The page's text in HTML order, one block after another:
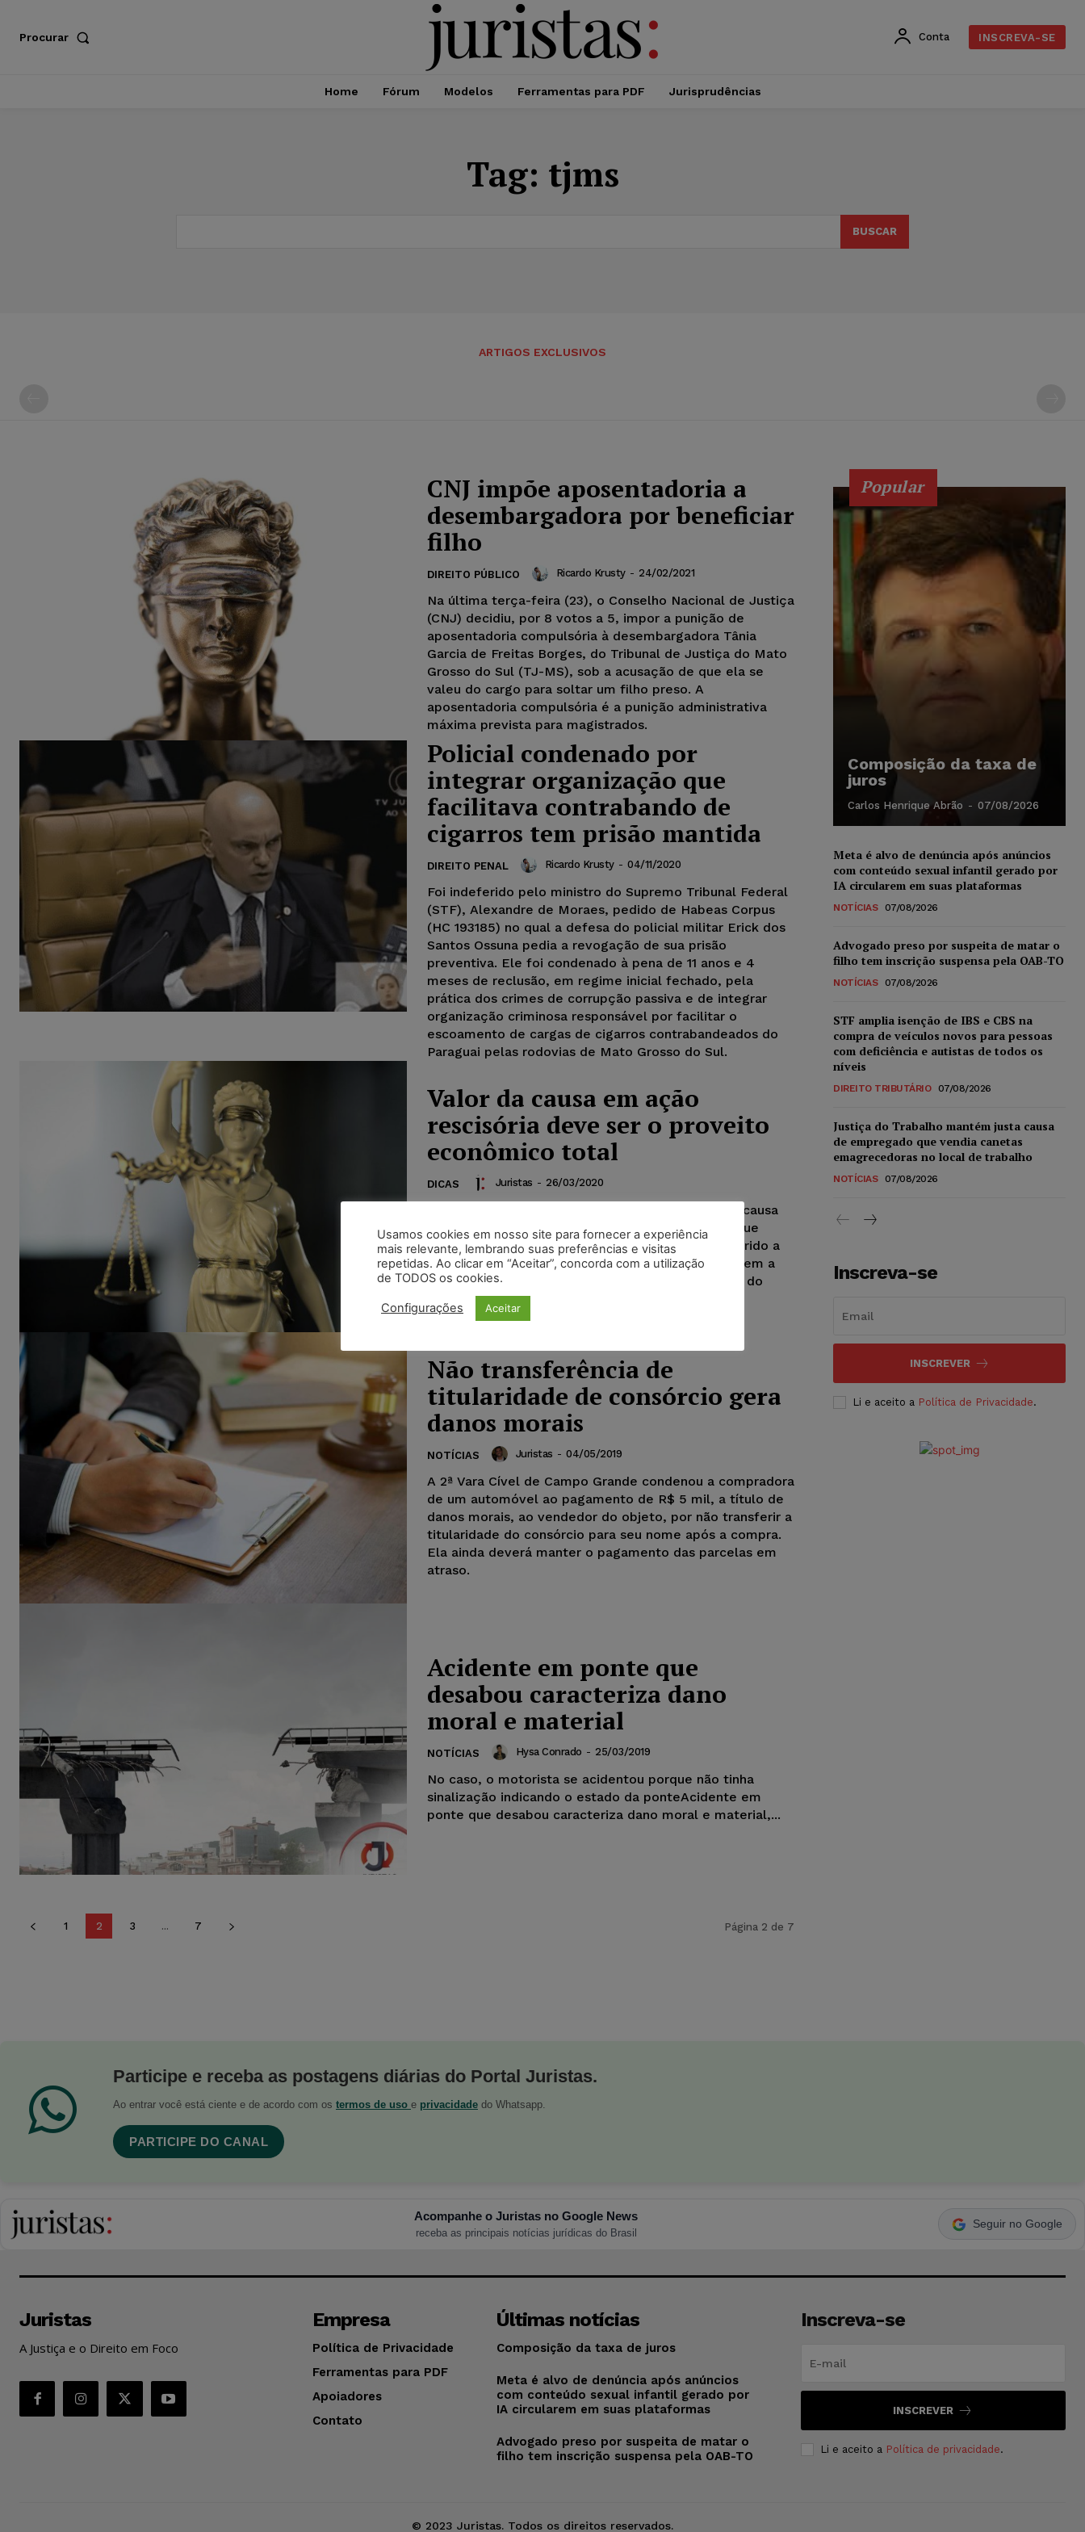
Procurar Conta INSCREVA-SE
Home Fórum Modelos Ferramentas para PDF Jurisprudências
Tag: tjms
BUSCAR
ARTIGOS EXCLUSIVOS
CNJ impõe aposentadoria a
desembargadora por beneficiar
filho
DIREITO PÚBLICO Ricardo Krusty - 24/02/2021
Na última terça-feira (23), o Conselho Nacional de Justiça
(CNJ) decidiu, por 8 votos a 5, impor a punição de
aposentadoria compulsória à desembargadora Tânia
Garcia de Freitas Borges, do Tribunal de Justiça do Mato
Grosso do Sul (TJ-MS), sob a acusação de que ela se
valeu do cargo para soltar um filho preso. A
aposentadoria compulsória é a punição administrativa
máxima prevista para magistrados.
Policial condenado por
integrar organização que
facilitava contrabando de
cigarros tem prisão mantida
DIREITO PENAL Ricardo Krusty - 04/11/2020
Foi indeferido pelo ministro do Supremo Tribunal Federal
(STF), Alexandre de Moraes, pedido de Habeas Corpus
(HC 193185) no qual a defesa do policial militar Erick dos
Santos Ossuna pedia a revogação de sua prisão
preventiva. Ele foi condenado à pena de 11 anos e 4
meses de reclusão, em regime inicial fechado, pela
prática dos crimes de corrupção passiva e de integrar
organização criminosa responsável por facilitar o
escoamento de cargas de cigarros contrabandeados do
Paraguai pelas rodovias de Mato Grosso do Sul.
Valor da causa em ação
rescisória deve ser o proveito
econômico total
DICAS Juristas - 26/03/2020
O fator preponderante para a fixação do valor da causa
em uma ação rescisória é o proveito econômico que
resultaria de sua procedência, o qual pode ser aferido a
partir do pedido formulado, não importando se quem a
ajuizou seria beneficiado somente com uma parte do
valor total.
Não transferência de
titularidade de consórcio gera
danos morais
NOTÍCIAS Juristas - 04/05/2019
A 2ª Vara Cível de Campo Grande condenou a compradora
de um automóvel ao pagamento de R$ 5 mil, a título de
danos morais, ao vendedor do objeto, por não transferir a
titularidade do consórcio para seu nome após a compra.
Ela ainda deverá manter o pagamento das parcelas em
atraso.
Acidente em ponte que
desabou caracteriza dano
moral e material
NOTÍCIAS Hysa Conrado - 25/03/2019
No caso, o motorista se acidentou porque não tinha
sinalização indicando o estado da ponteAcidente em
ponte que desabou caracteriza dano moral e material,...
1 2 3 ... 7 Página 2 de 7
Popular
Composição da taxa de
juros
Carlos Henrique Abrão - 07/08/2026
Meta é alvo de denúncia após anúncios
com conteúdo sexual infantil gerado por
IA circularem em suas plataformas
NOTÍCIAS 07/08/2026
Advogado preso por suspeita de matar o
filho tem inscrição suspensa pela OAB-TO
NOTÍCIAS 07/08/2026
STF amplia isenção de IBS e CBS na
compra de veículos novos para pessoas
com deficiência e autistas de todos os
níveis
DIREITO TRIBUTÁRIO 07/08/2026
Justiça do Trabalho mantém justa causa
de empregado que vendia canetas
emagrecedoras no local de trabalho
NOTÍCIAS 07/08/2026
Inscreva-se
INSCREVER
Li e aceito a Política de Privacidade.
Participe e receba as postagens diárias do Portal Juristas.
Ao entrar você está ciente e de acordo com os termos de uso e privacidade do Whatsapp.
PARTICIPE DO CANAL
Acompanhe o Juristas no Google News
receba as principais notícias jurídicas do Brasil
Seguir no Google
Juristas
A Justiça e o Direito em Foco
Empresa
Política de Privacidade
Ferramentas para PDF
Apoiadores
Contato
Últimas notícias
Composição da taxa de juros
Meta é alvo de denúncia após anúncios
com conteúdo sexual infantil gerado por
IA circularem em suas plataformas
Advogado preso por suspeita de matar o
filho tem inscrição suspensa pela OAB-TO
Inscreva-se
INSCREVER
Li e aceito a Política de privacidade.
© 2023 Juristas. Todos os direitos reservados.
Usamos cookies em nosso site para fornecer a experiência
mais relevante, lembrando suas preferências e visitas
repetidas. Ao clicar em “Aceitar”, concorda com a utilização
de TODOS os cookies.
Configurações Aceitar